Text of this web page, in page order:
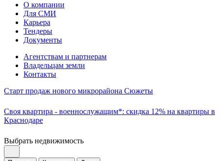
О компании
Для СМИ
Карьера
Тендеры
Документы
Агентствам и партнерам
Владельцам земли
Контакты
Старт продаж нового микрорайона Сюжеты
Своя квартира - военнослужащим*: скидка 12% на квартиры в
Краснодаре
Выбрать недвижимость